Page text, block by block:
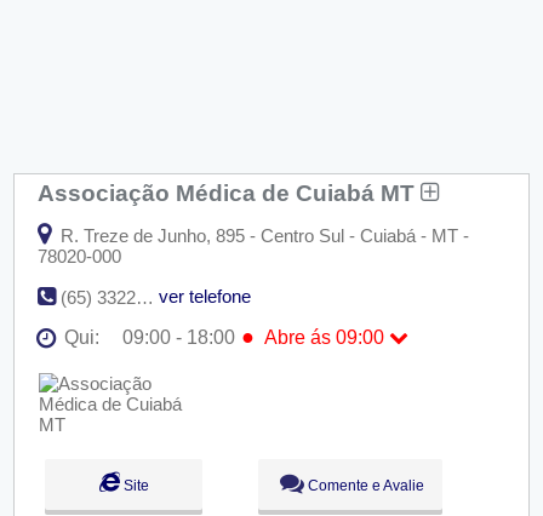
Associação Médica de Cuiabá MT
R. Treze de Junho, 895 - Centro Sul - Cuiabá - MT -
78020-000
(65) 3322-5296
ver telefone
Qui:
09:00 - 18:00 ● Abre ás 09:00
Seg:
Ter:
09:00 - 18:00
Qua:
09:00 - 18:00
Qui:
Fechado
Site Comente e Avalie